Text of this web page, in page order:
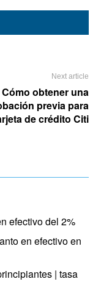
Next article
Cómo obtener una
previa para
de crédito Citi
efectivo del 2%
en efectivo en
| tasa